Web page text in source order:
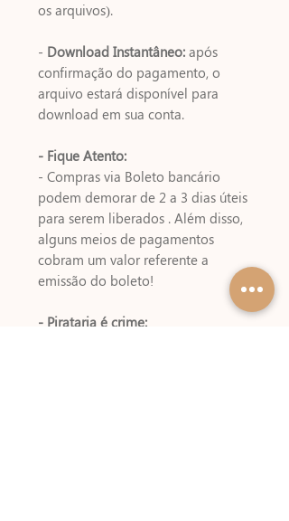
os arquivos).
- Download Instantâneo: após
confirmação do pagamento, o
arquivo estará disponível para
download em sua conta.
- Fique Atento:
- Compras via Boleto bancário
podem demorar de 2 a 3 dias úteis
para serem liberados . Além disso,
alguns meios de pagamentos
cobram um valor referente a
emissão do boleto!
- Pirataria é crime: